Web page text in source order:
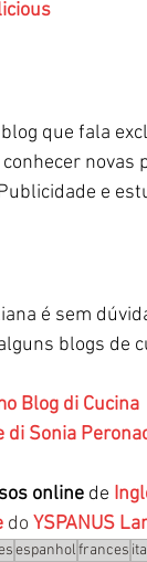
que fala
novas
e
é sem
blogs de
Blog di Cucina
di Sonia
online de
do YSPANUS
espanholfrances